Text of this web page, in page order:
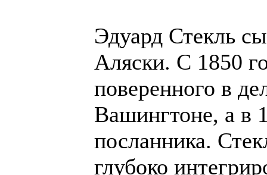
Эдуард Стекль
Аляски. С 1850
поверенного в
Вашингтоне, а в
посланника.
глубоко